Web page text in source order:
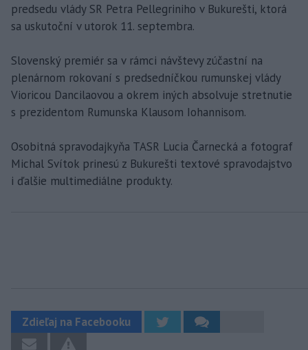
predsedu vlády SR Petra Pellegriniho v Bukurešti, ktorá
sa uskutoční v utorok 11. septembra.
Slovenský premiér sa v rámci návštevy zúčastní na
plenárnom rokovaní s predsedníčkou rumunskej vlády
Vioricou Dancilaovou a okrem iných absolvuje stretnutie
s prezidentom Rumunska Klausom Iohannisom.
Osobitná spravodajkyňa TASR Lucia Čarnecká a fotograf
Michal Svítok prinesú z Bukurešti textové spravodajstvo
i ďalšie multimediálne produkty.
Zdieľaj na Facebooku